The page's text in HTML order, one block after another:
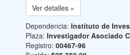
Ver detalles »
Dependencia: Instituto de
Plaza: Investigador Asociado
Registro: 00467-96